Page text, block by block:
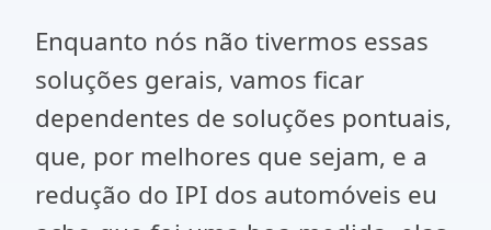
Enquanto nós não tivermos essas
soluções gerais, vamos ficar
dependentes de soluções pontuais,
que, por melhores que sejam, e a
redução do IPI dos automóveis eu